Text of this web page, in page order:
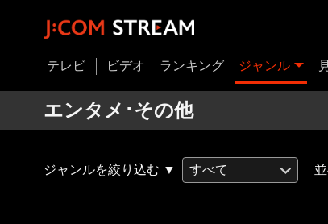
テレビ ビデオ ランキング ジャンル
エンタメ･その他
ジャンルを絞り込む ▼ すべて